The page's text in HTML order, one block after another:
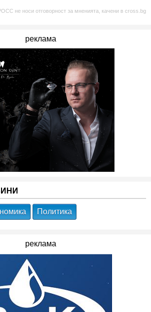
не носи отговорност за мненията, качени в cross.bg
реклама
Политика
реклама